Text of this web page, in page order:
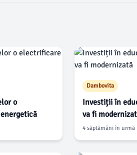
o
Dambovita
Investiții în
va fi
4 săptămâni în urmă